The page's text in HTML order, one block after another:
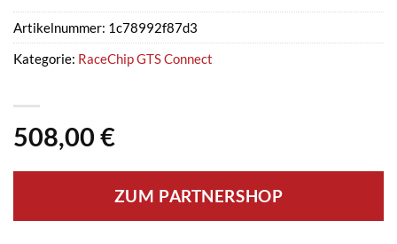
508,00 €
ZUM PARTNERSHOP
Artikelnummer: 1c78992f87d3
Kategorie: RaceChip GTS Connect